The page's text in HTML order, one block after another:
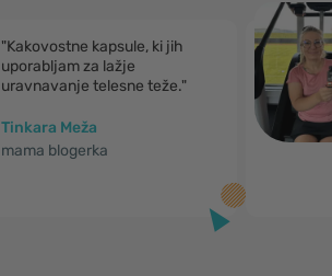
"Kakovostne kapsule, ki jih
uporabljam za lažje
uravnavanje telesne teže."
Tinkara Meža
mama blogerka